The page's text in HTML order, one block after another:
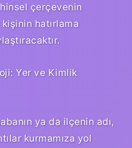
çerçevenin
hatırlama
Yer ve Kimlik
ya da ilçenin adı,
kurmamıza yol